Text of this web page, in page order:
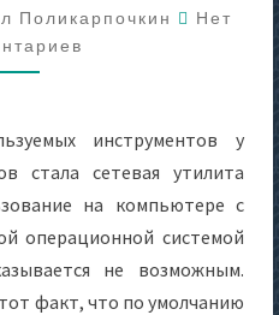
SERVER
2016
Поликарпочкин
Нет
инструментов у
стала сетевая утилита
на компьютере с
операционной системой
не возможным.
факт, что по умолчанию